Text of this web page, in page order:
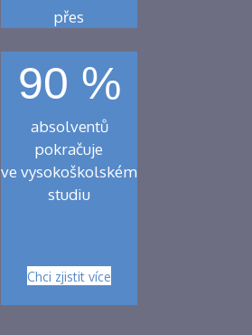
přes
90 %
absolventů
pokračuje
ve vysokoškolském
studiu
Chci zjistit více